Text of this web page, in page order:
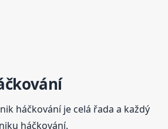
háčkování je celá řada a každý
háčkování.